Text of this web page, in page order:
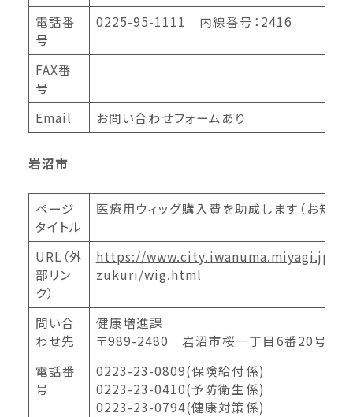
電話番
号
0225-95-1111 内線番号：2416
FAX番
号
Email
お問い合わせフォームあり
岩沼市
ページ
タイトル
医療用ウィッグ購入費を助成します（お知ら
URL（外
部リン
ク）
https://www.city.iwanuma.miyagi.jp/
zukuri/wig.html
問い合
わせ先
健康増進課
〒989-2480 岩沼市桜一丁目6番20号
電話番
号
0223-23-0809(保険給付係)
0223-23-0410(予防衛生係)
0223-23-0794(健康対策係)